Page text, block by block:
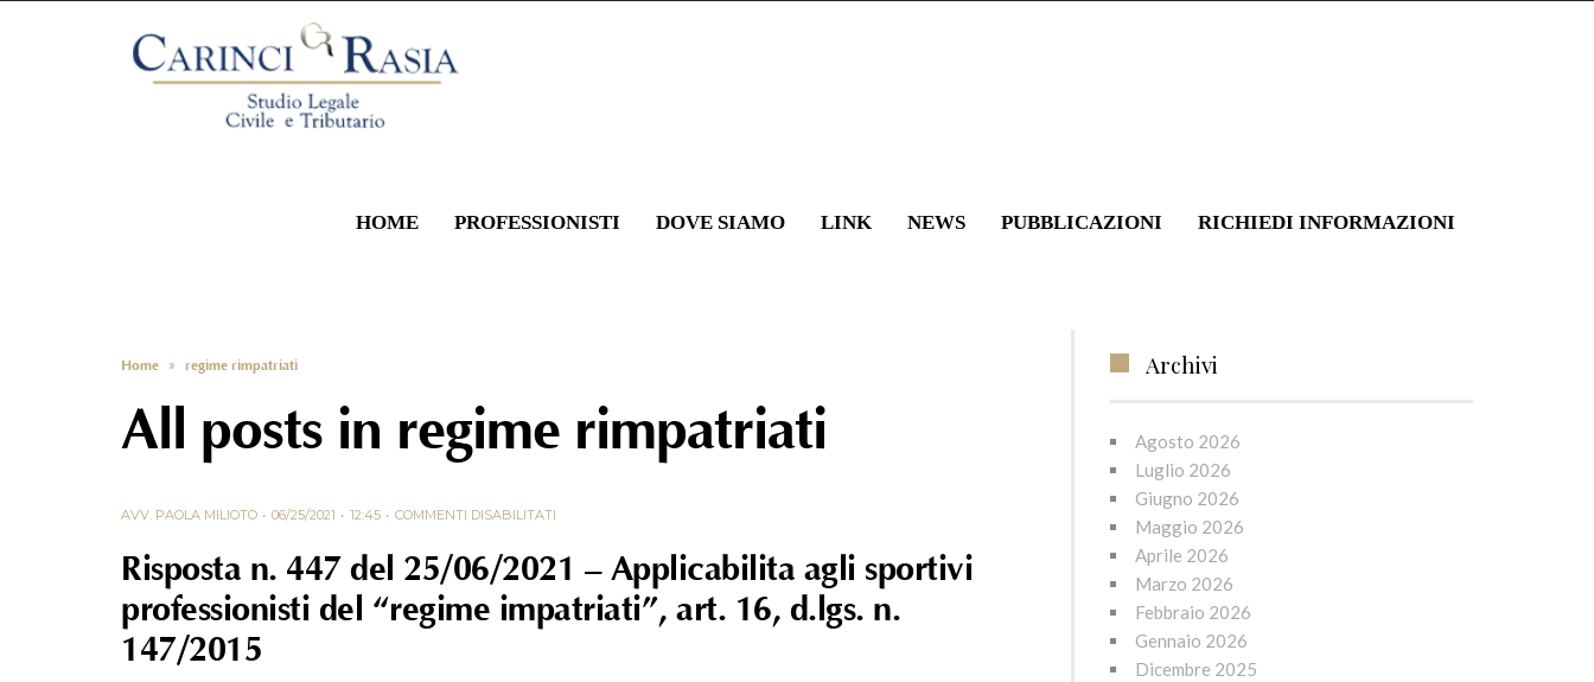
HOME PROFESSIONISTI DOVE SIAMO LINK NEWS PUBBLICAZIONI RICHIEDI INFORMAZIONI
Home » regime rimpatriati
All posts in regime rimpatriati
AVV. PAOLA MILIOTO 06/25/2021 12:45 COMMENTI DISABILITATI
Risposta n. 447 del 25/06/2021 – Applicabilità agli sportivi
professionisti del “regime impatriati”, art. 16, d.lgs. n.
147/2015
Archivi
Agosto 2026
Luglio 2026
Giugno 2026
Maggio 2026
Aprile 2026
Marzo 2026
Febbraio 2026
Gennaio 2026
Dicembre 2025